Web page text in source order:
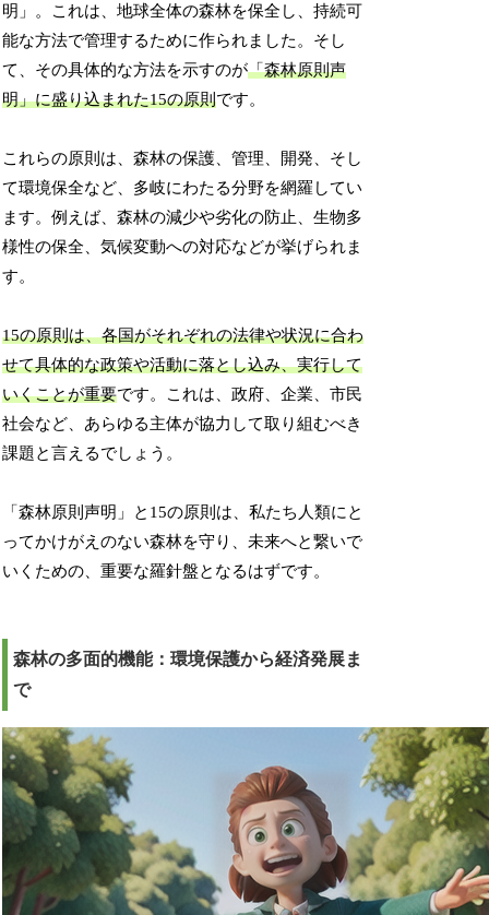
明」。これは、地球全体の森林を保全し、持続可
能な方法で管理するために作られました。そし
て、その具体的な方法を示すのが「森林原則声
明」に盛り込まれた15の原則です。
これらの原則は、森林の保護、管理、開発、そし
て環境保全など、多岐にわたる分野を網羅してい
ます。例えば、森林の減少や劣化の防止、生物多
様性の保全、気候変動への対応などが挙げられま
す。
15の原則は、各国がそれぞれの法律や状況に合わ
せて具体的な政策や活動に落とし込み、実行して
いくことが重要です。これは、政府、企業、市民
社会など、あらゆる主体が協力して取り組むべき
課題と言えるでしょう。
「森林原則声明」と15の原則は、私たち人類にと
ってかけがえのない森林を守り、未来へと繋いで
いくための、重要な羅針盤となるはずです。
森林の多面的機能：環境保護から経済発展ま
で